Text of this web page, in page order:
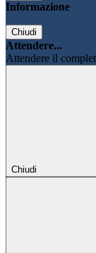
Informazione
Chiudi
Attendere...
Attendere il
Chiudi